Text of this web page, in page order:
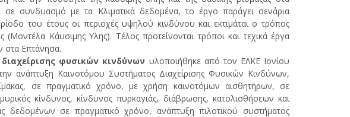
συνδυασμό με τα Κλιματικά δεδομένα, το έργο παράγει σενάρια
του έτους οι περιοχές υψηλού κινδύνου και εκτιμάται ο τρόπος
Κάυσιμης Υλης). Τέλος προτείνονται τρόποι και τεχικά έργα
στα Επτάνησα.
φυσικών κινδύνων υλοποιήθηκε από τον ΕΛΚΕ Ιονίου
ανάπτυξη Καινοτόμου Συστήματος Διαχείρισης Φυσικών Κινδύνων,
σε πραγματικό χρόνο, με χρήση καινοτόμων αισθητήρων, σε
κίνδυνος, κίνδυνος πυρκαγιάς, διάβρωσης, κατολισθήσεων και
δεδομένων σε πραγματικό χρόνο, ανάπτυξη πιλοτικού συστήματος